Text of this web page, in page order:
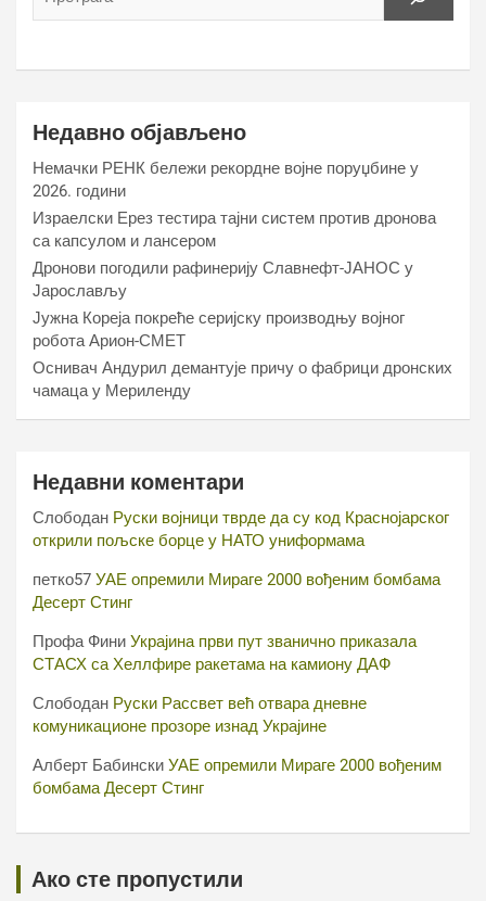
Недавно објављено
Немачки РЕНК бележи рекордне војне поруџбине у
2026. години
Израелски Ерез тестира тајни систем против дронова
са капсулом и лансером
Дронови погодили рафинерију Славнефт-ЈАНОС у
Јарослављу
Јужна Кореја покреће серијску производњу војног
робота Арион-СМЕТ
Оснивач Андурил демантује причу о фабрици дронских
чамаца у Мериленду
Недавни коментари
Слободан Руски војници тврде да су код Краснојарског
открили пољске борце у НАТО униформама
петко57 УАЕ опремили Мираге 2000 вођеним бомбама
Десерт Стинг
Профа Фини Украјина први пут званично приказала
СТАСХ са Хеллфире ракетама на камиону ДАФ
Слободан Руски Рассвет већ отвара дневне
комуникационе прозоре изнад Украјине
Алберт Бабински УАЕ опремили Мираге 2000 вођеним
бомбама Десерт Стинг
Ако сте пропустили